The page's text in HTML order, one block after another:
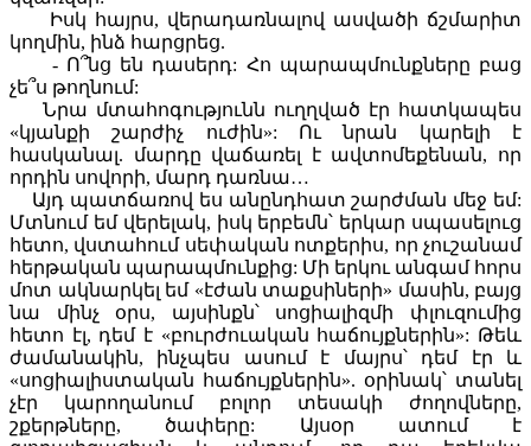
Իսկ հայրս, վերադառնալով ասվածի ճշմարիտ
կողմին, ինձ հարցրեց.
- Ո՞նց են դասերդ: Հո պարապմունքները բաց
չե՞ս թողնում:
Նրա մտահոգությունն ուղղված էր հատկապես
«կյանքի շարժիչ ուժին»: Ու նրան կարելի է
հասկանալ. մարդը վաճառել է ավտոմեքենան, որ
որդին սովորի, մարդ դառնա…
Այդ պատճառով ես անընդհատ շարժման մեջ եմ:
Մտնում եմ վերելակ, իսկ երբեմն՝ երկար սպասելուց
հետո, վստահում սեփական ոտքերիս, որ չուշանամ
հերթական պարապմունքից: Մի երկու անգամ հորս
մոտ ակնարկել եմ «էժան տաքսիների» մասին, բայց
նա մինչ օրս, այսինքն՝ սոցիալիզմի փլուզումից
հետո էլ, դեմ է «բուրժուական հաճույքներին»: Թեև
ժամանակին, ինչպես ասում է մայրս՝ դեմ էր և
«սոցիալիստական հաճույքներին». օրինակ՝ տանել
չէր կարողանում բոլոր տեսակի ժողովները,
շքերթները, ծափերը: Այսօր ատում է